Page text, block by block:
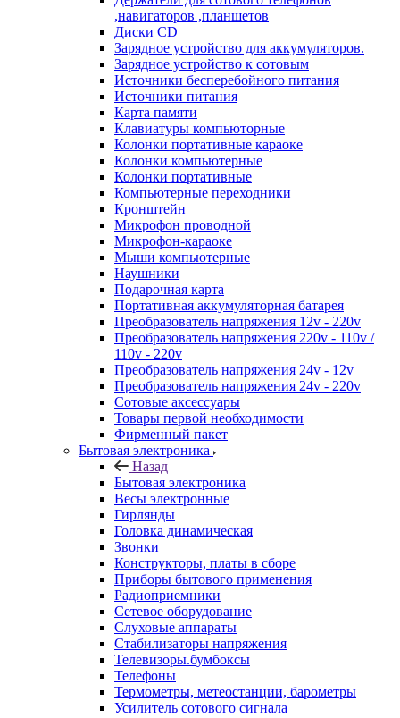
,навигаторов ,планшетов
Диски CD
Зарядное устройство для аккумуляторов.
Зарядное устройство к сотовым
Источники бесперебойного питания
Источники питания
Карта памяти
Клавиатуры компьюторные
Колонки портативные караоке
Колонки компьютерные
Колонки портативные
Компьютерные переходники
Кронштейн
Микрофон проводной
Микрофон-караоке
Мыши компьютерные
Наушники
Подарочная карта
Портативная аккумуляторная батарея
Преобразователь напряжения 12v - 220v
Преобразователь напряжения 220v - 110v /
110v - 220v
Преобразователь напряжения 24v - 12v
Преобразователь напряжения 24v - 220v
Сотовые аксессуары
Товары первой необходимости
Фирменный пакет
Бытовая электроника
Назад
Бытовая электроника
Весы электронные
Гирлянды
Головка динамическая
Звонки
Конструкторы, платы в сборе
Приборы бытового применения
Радиоприемники
Сетевое оборудование
Слуховые аппараты
Стабилизаторы напряжения
Телевизоры.бумбоксы
Телефоны
Термометры, метеостанции, барометры
Усилитель сотового сигнала